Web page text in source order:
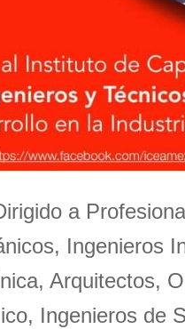
a
Ingenieros
Arquitectos,
Ingenieros de